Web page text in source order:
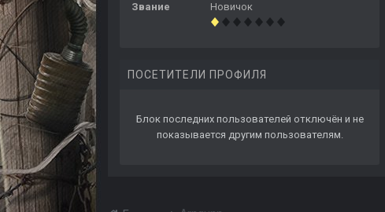
Звание Новичок
ПОСЕТИТЕЛИ ПРОФИЛЯ
Блок последних пользователей отключён и не
показывается другим пользователям.